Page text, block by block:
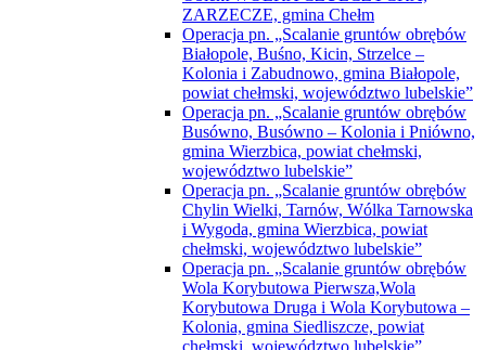
ZARZECZE, gmina Chełm
Operacja pn. „Scalanie gruntów obrębów
Białopole, Buśno, Kicin, Strzelce –
Kolonia i Zabudnowo, gmina Białopole,
powiat chełmski, województwo lubelskie”
Operacja pn. „Scalanie gruntów obrębów
Busówno, Busówno – Kolonia i Pniówno,
gmina Wierzbica, powiat chełmski,
województwo lubelskie”
Operacja pn. „Scalanie gruntów obrębów
Chylin Wielki, Tarnów, Wólka Tarnowska
i Wygoda, gmina Wierzbica, powiat
chełmski, województwo lubelskie”
Operacja pn. „Scalanie gruntów obrębów
Wola Korybutowa Pierwsza,Wola
Korybutowa Druga i Wola Korybutowa –
Kolonia, gmina Siedliszcze, powiat
chełmski, województwo lubelskie”